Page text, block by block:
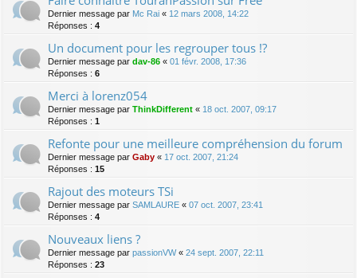
Dernier message par Mc Rai « 12 mars 2008, 14:22
Réponses : 4
Un document pour les regrouper tous !?
Dernier message par dav-86 « 01 févr. 2008, 17:36
Réponses : 6
Merci à lorenz054
Dernier message par ThinkDifferent « 18 oct. 2007, 09:17
Réponses : 1
Refonte pour une meilleure compréhension du forum
Dernier message par Gaby « 17 oct. 2007, 21:24
Réponses : 15
Rajout des moteurs TSi
Dernier message par SAMLAURE « 07 oct. 2007, 23:41
Réponses : 4
Nouveaux liens ?
Dernier message par passionVW« 24 sept. 2007, 22:11
Réponses : 23